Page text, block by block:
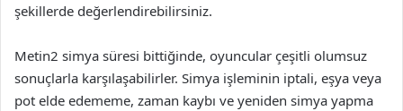
şekillerde değerlendirebilirsiniz.
Metin2 simya süresi bittiğinde, oyuncular çeşitli olumsuz
sonuçlarla karşılaşabilirler. Simya işleminin iptali, eşya veya
pot elde edememe, zaman kaybı ve yeniden simya yapma